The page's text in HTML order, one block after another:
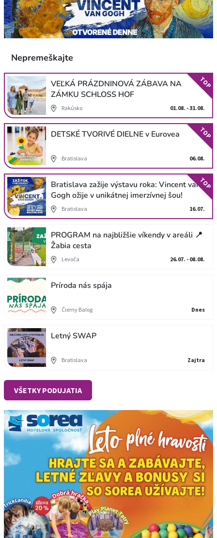
Nepremeškajte
VEĽKÁ PRÁZDNINOVÁ ZÁBAVA NA
ZÁMKU SCHLOSS HOF
Rakúsko 01.08. - 31.08.
TOP
DETSKÉ TVORIVÉ DIELNE v Eurovea
Bratislava 06.08.
TOP
Bratislava zažije výstavu roka: Vincent van
Gogh ožije v unikátnej imerzívnej šou!
Bratislava 16.07.
TOP
PROGRAM na najbližšie víkendy v areáli 📍
Žabia cesta
Levoča 26.07. - 08.08.
Príroda nás spája
Čierny Balog Dnes
Letný SWAP
Bratislava Zajtra
VŠETKY PODUJATIA